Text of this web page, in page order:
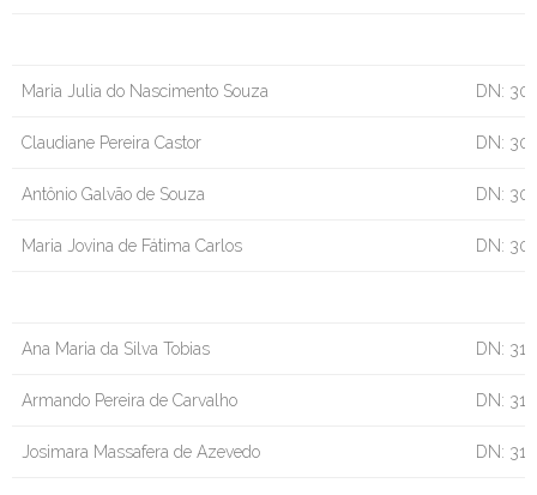
Maria Julia do Nascimento Souza DN:
Claudiane Pereira Castor DN:
Antônio Galvão de Souza DN:
Maria Jovina de Fátima Carlos DN:
Ana Maria da Silva Tobias DN:
Armando Pereira de Carvalho DN:
Josimara Massafera de Azevedo DN: